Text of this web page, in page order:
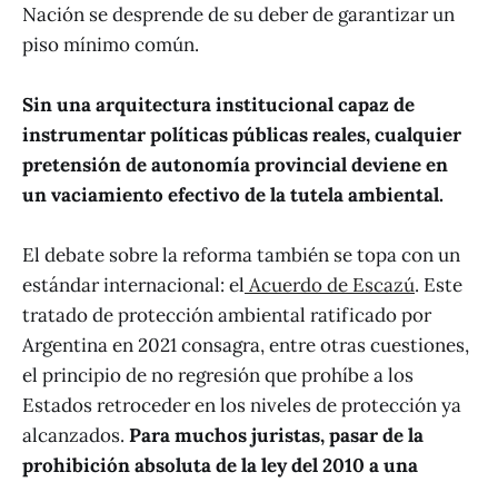
Nación se desprende de su deber de garantizar un
piso mínimo común.
Sin una arquitectura institucional capaz de
instrumentar políticas públicas reales, cualquier
pretensión de autonomía provincial deviene en
un vaciamiento efectivo de la tutela ambiental.
El debate sobre la reforma también se topa con un
estándar internacional: el Acuerdo de Escazú. Este
tratado de protección ambiental ratificado por
Argentina en 2021 consagra, entre otras cuestiones,
el principio de no regresión que prohíbe a los
Estados retroceder en los niveles de protección ya
alcanzados. Para muchos juristas, pasar de la
prohibición absoluta de la ley del 2010 a una